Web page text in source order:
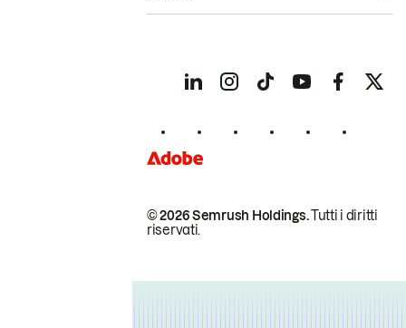
© 2026 Semrush Holdings.Tutti i diritti
riservati.